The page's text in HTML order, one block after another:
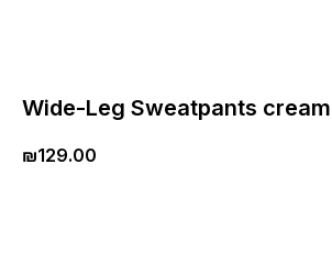
Wide-Leg Sweatpants cream
₪129.00